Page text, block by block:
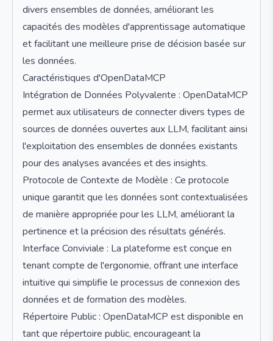
divers ensembles de données, améliorant les
capacités des modèles d'apprentissage automatique
et facilitant une meilleure prise de décision basée sur
les données.
Caractéristiques d'OpenDataMCP
Intégration de Données Polyvalente : OpenDataMCP
permet aux utilisateurs de connecter divers types de
sources de données ouvertes aux LLM, facilitant ainsi
l'exploitation des ensembles de données existants
pour des analyses avancées et des insights.
Protocole de Contexte de Modèle : Ce protocole
unique garantit que les données sont contextualisées
de manière appropriée pour les LLM, améliorant la
pertinence et la précision des résultats générés.
Interface Conviviale : La plateforme est conçue en
tenant compte de l'ergonomie, offrant une interface
intuitive qui simplifie le processus de connexion des
données et de formation des modèles.
Répertoire Public : OpenDataMCP est disponible en
tant que répertoire public, encourageant la